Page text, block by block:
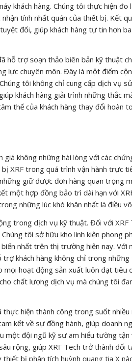
khách hàng. Chúng tôi thực hiện đo
tính nhất quán của thiết bị. Kết
đối, giúp khách hàng tự tin hơn
hỗ trợ soạn thảo biên bản kỹ thuật
lực chuyên môn. Đây là một điểm
tôi không chỉ cung cấp dịch vụ
khách hàng giải trình những thắc
thế của khách hàng thay đổi hoàn
không những hài lòng với các
XRF trong quá trình vận hành trực
giữ được đơn hàng quan trọng
một hợp đồng bảo trì dài hạn với
những lúc khó khăn nhất là điều
trong dịch vụ kỹ thuật. Đối với XRF
tôi sở hữu kho linh kiện phong
nhất trên thị trường hiện nay. Với
trợ khách hàng không chỉ trong
hoạt động sản xuất luôn đạt tiêu
chất lượng dịch vụ mà chúng tôi
hiện thành công trong suốt nhiều
kết về sự đồng hành, giúp doanh
một đội ngũ kỹ sư am hiểu tường tận
rộng, giúp XRF Tech trở thành đối
thiết bị phân tích huỳnh quang tia X